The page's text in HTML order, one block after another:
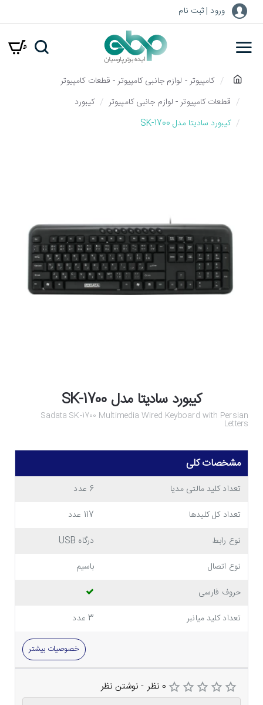
ورود | ثبت نام
o
m
کامپیوتر - لوازم جانبی کامپیوتر - قطعات کامپیوتر
قطعات کامپیوتر - لوازم جانبی کامپیوتر
کیبورد
کیبورد سادیتا مدل SK-1700
کیبورد سادیتا مدل SK-1700
Sadata SK-1700 Multimedia Wired Keyboard with Persian
Letters
مشخصات کلی
تعداد کلید مالتی مدیا
6 عدد
تعداد کل کلیدها
117 عدد
نوع رابط
درگاه USB
نوع اتصال
باسیم
حروف فارسی
تعداد کلید میانبر
3 عدد
خصوصیات بیشتر
0 نظر - نوشتن نظر